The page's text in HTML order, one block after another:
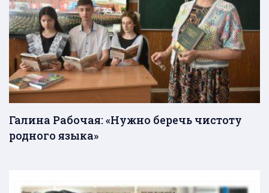
Галина Рабочая: «Нужно беречь чистоту
родного языка»